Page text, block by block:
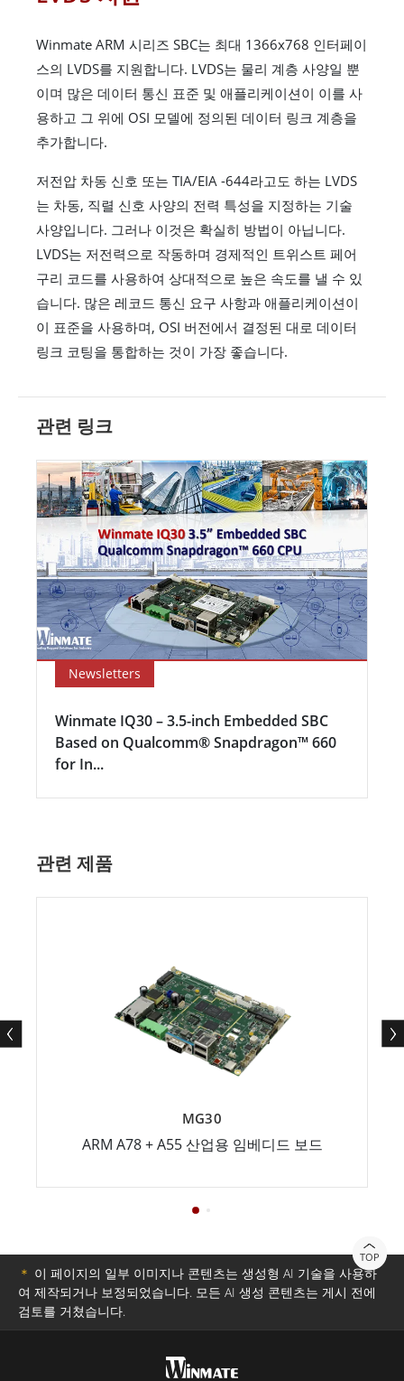
Winmate ARM 시리즈 SBC는 최대 1366x768 인터페이
스의 LVDS를 지원합니다. LVDS는 물리 계층 사양일 뿐
이며 많은 데이터 통신 표준 및 애플리케이션이 이를 사
용하고 그 위에 OSI 모델에 정의된 데이터 링크 계층을
추가합니다.
저전압 차동 신호 또는 TIA/EIA -644라고도 하는 LVDS
는 차동, 직렬 신호 사양의 전력 특성을 지정하는 기술
사양입니다. 그러나 이것은 확실히 방법이 아닙니다.
LVDS는 저전력으로 작동하며 경제적인 트위스트 페어
구리 코드를 사용하여 상대적으로 높은 속도를 낼 수 있
습니다. 많은 레코드 통신 요구 사항과 애플리케이션이
이 표준을 사용하며, OSI 버전에서 결정된 대로 데이터
링크 코팅을 통합하는 것이 가장 좋습니다.
관련 링크
Newsletters
Winmate IQ30 – 3.5-inch Embedded SBC
Based on Qualcomm® Snapdragon™ 660
for In...
관련 제품
MG30
ARM A78 + A55 산업용 임베디드 보드
TOP
＊ 이 페이지의 일부 이미지나 콘텐츠는 생성형 AI 기술을 사용하
여 제작되거나 보정되었습니다. 모든 AI 생성 콘텐츠는 게시 전에
검토를 거쳤습니다.